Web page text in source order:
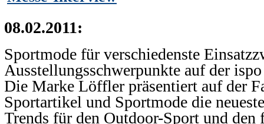
08.02.2011:
Sportmode für verschiedenste
Ausstellungsschwerpunkte auf der
Die Marke Löffler präsentiert auf der
Sportartikel und Sportmode die
Trends für den Outdoor-Sport und